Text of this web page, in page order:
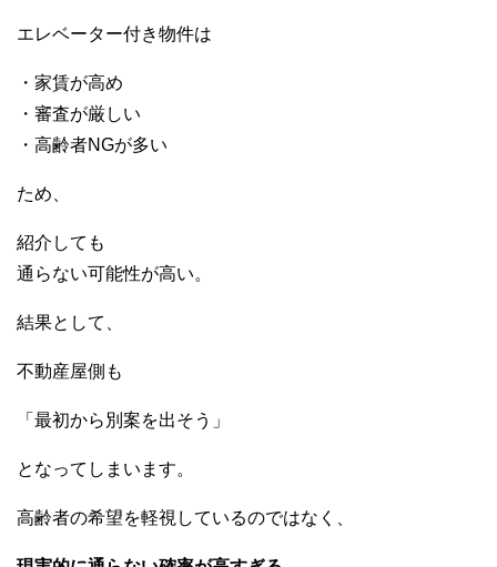
エレベーター付き物件は
・家賃が高め
・審査が厳しい
・高齢者NGが多い
ため、
紹介しても
通らない可能性が高い。
結果として、
不動産屋側も
「最初から別案を出そう」
となってしまいます。
高齢者の希望を軽視しているのではなく、